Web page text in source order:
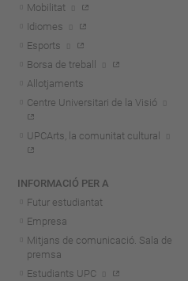
Mobilitat
Idiomes
Esports
Borsa de treball
Allotjaments
Centre Universitari de la Visió
UPCArts, la comunitat cultural
INFORMACIÓ PER A
Futur estudiantat
Empresa
Mitjans de comunicació. Sala de
premsa
Estudiants UPC